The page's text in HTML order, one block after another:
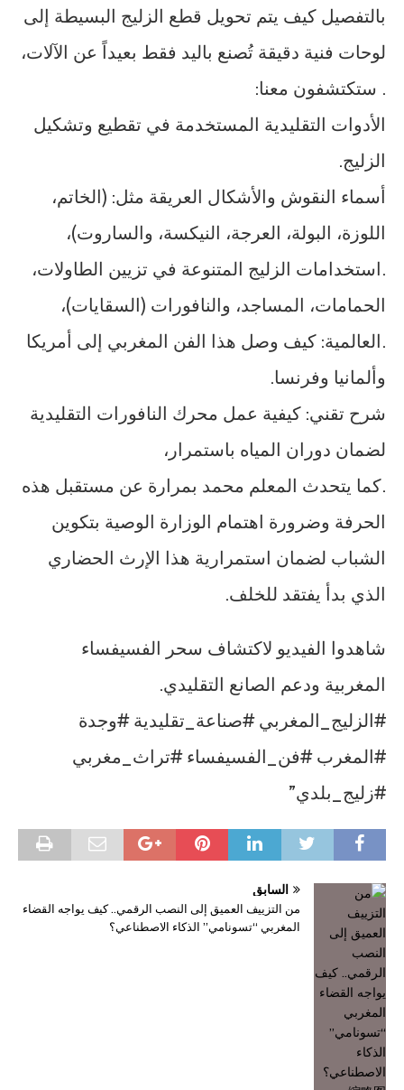
بالتفصيل كيف يتم تحويل قطع الزليج البسيطة إلى
لوحات فنية دقيقة تُصنع باليد فقط بعيداً عن الآلات،
. ستكتشفون معنا:
الأدوات التقليدية المستخدمة في تقطيع وتشكيل
الزليج.
أسماء النقوش والأشكال العريقة مثل: (الخاتم،
اللوزة، البولة، العرجة، النيكسة، والساروت)،
.استخدامات الزليج المتنوعة في تزيين الطاولات،
الحمامات، المساجد، والنافورات (السقايات)،
.العالمية: كيف وصل هذا الفن المغربي إلى أمريكا
وألمانيا وفرنسا.
شرح تقني: كيفية عمل محرك النافورات التقليدية
لضمان دوران المياه باستمرار،
.كما يتحدث المعلم محمد بمرارة عن مستقبل هذه
الحرفة وضرورة اهتمام الوزارة الوصية بتكوين
الشباب لضمان استمرارية هذا الإرث الحضاري
الذي بدأ يفتقد للخلف.
شاهدوا الفيديو لاكتشاف سحر الفسيفساء
المغربية ودعم الصانع التقليدي.
#الزليج_المغربي #صناعة_تقليدية #وجدة
#المغرب #فن_الفسيفساء #تراث_مغربي
#زليج_بلدي”
السابق
من التزييف العميق إلى النصب الرقمي.. كيف يواجه القضاء
المغربي “تسونامي” الذكاء الاصطناعي؟